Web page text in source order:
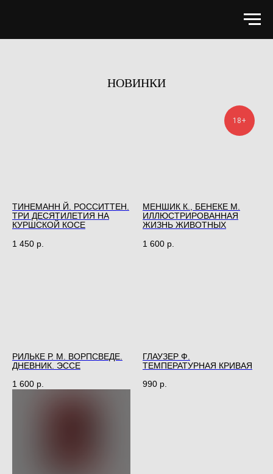
НОВИНКИ
ТИНЕМАНН Й. РОССИТТЕН.
ТРИ ДЕСЯТИЛЕТИЯ НА
КУРШСКОЙ КОСЕ
1 450 р.
18+
МЕНШИК К., БЕНЕКЕ М.
ИЛЛЮСТРИРОВАННАЯ
ЖИЗНЬ ЖИВОТНЫХ
1 600 р.
РИЛЬКЕ Р. М. ВОРПСВЕДЕ.
ДНЕВНИК. ЭССЕ
1 600 р.
ГЛАУЗЕР Ф.
ТЕМПЕРАТУРНАЯ КРИВАЯ
990 р.